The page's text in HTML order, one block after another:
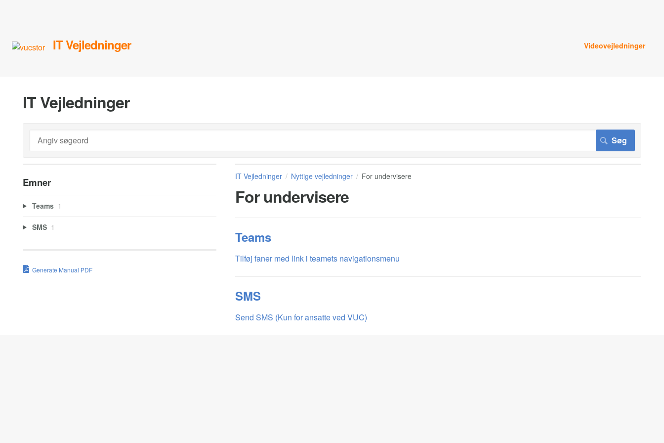
IT Vejledninger Videovejledninger
IT Vejledninger
IT Vejledninger Nyttige vejledninger For undervisere
For undervisere
Teams
Tilføj faner med link i teamets navigationsmenu
SMS
Send SMS (Kun for ansatte ved VUC)
Emner
Teams 1
SMS 1
Generate Manual PDF